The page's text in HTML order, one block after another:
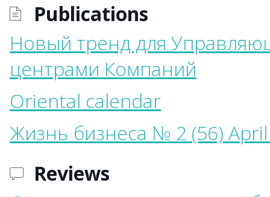
Publications
Новый тренд для
центрами Компаний
Oriental calendar
Жизнь бизнеса № 2 (56)
Reviews